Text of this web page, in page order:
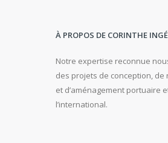
À PROPOS DE CORINTHE
Notre expertise reconnue
des projets de conception, de
et d’aménagement portuaire
l’international.